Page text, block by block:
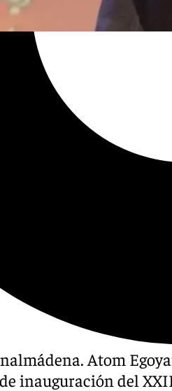
Atom
de inauguración del